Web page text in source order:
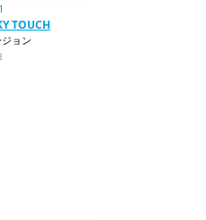
TOUCH
ョン